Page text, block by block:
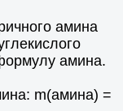
амина
амина.
m(амина) =